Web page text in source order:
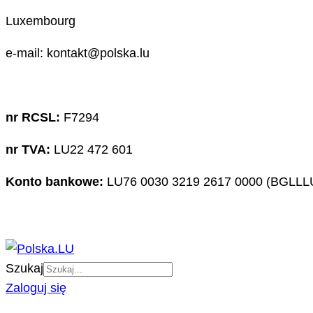
Luxembourg
e-mail: kontakt@polska.lu
nr RCSL: F7294
nr TVA: LU22 472 601
Konto bankowe: LU76 0030 3219 2617 0000
Szukaj
Zaloguj się